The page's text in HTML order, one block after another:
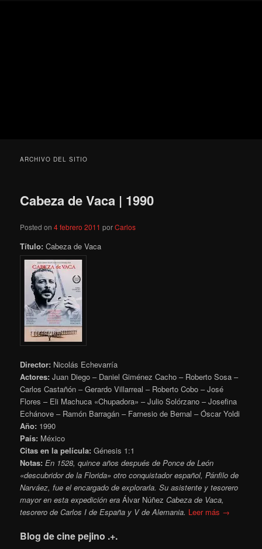
ARCHIVO DEL SITIO
Cabeza de Vaca | 1990
Posted on4 febrero 2011 porCarlos
Título: Cabeza de Vaca
Director: Nicolás Echevarría
Actores: Juan Diego – Daniel Giménez Cacho – Roberto Sosa –
Carlos Castañón – Gerardo Villarreal – Roberto Cobo – José
Flores – Eli Machuca «Chupadora» – Julio Solórzano – Josefina
Echánove – Ramón Barragán – Farnesio de Bernal – Óscar Yoldi
Año: 1990
País: México
Citas en la película: Génesis 1:1
Notas:En 1528, quince años después de Ponce de León
«descubridor de la Florida» otro conquistador español, Pánfilo de
Narváez, fue el encargado de explorarla. Su asistente y tesorero
mayor en esta expedición eraÁlvar Núñez Cabeza de Vaca,
tesorero de Carlos I de España y V de Alemania. Leer más →
Blog de cine pejino .+.